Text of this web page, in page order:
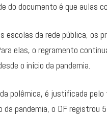
do documento é que aulas
escolas da rede pública, os
elas, o regramento
o início da pandemia.
polêmica, é justificada
da pandemia, o DF